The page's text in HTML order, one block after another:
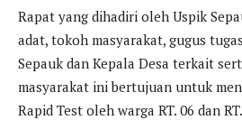
Rapat yang dihadiri oleh Uspik
adat, tokoh masyarakat, gugus
Sepauk dan Kepala Desa terkait
masyarakat ini bertujuan untuk
Rapid Test oleh warga RT. 06 dan